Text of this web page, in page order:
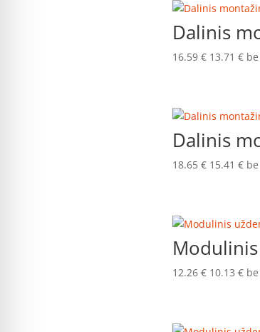
Dalinis
16.59 € 13.71 €be
Dalinis
18.65 € 15.41 €be
12.26 € 10.13 €be